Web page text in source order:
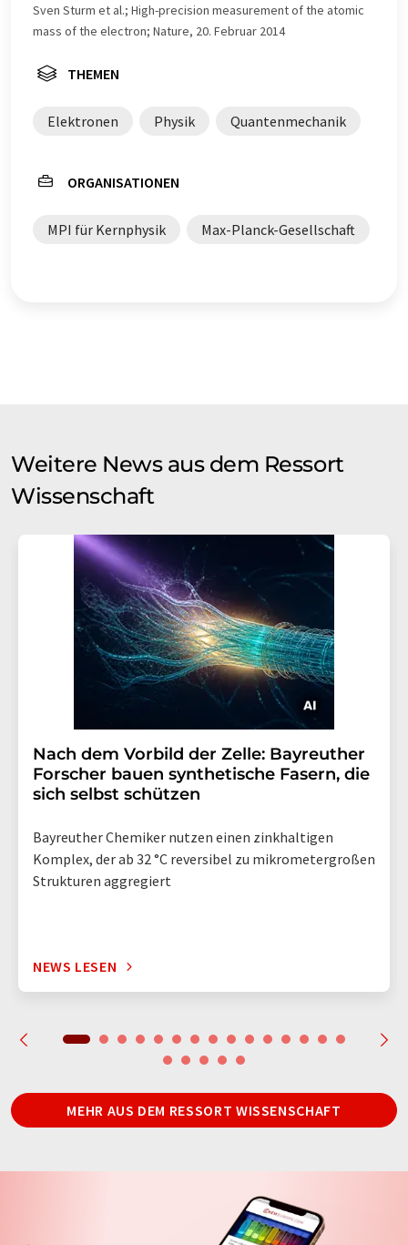
Sven Sturm et al.; High-precision measurement of the atomic
mass of the electron; Nature, 20. Februar 2014
THEMEN
Elektronen Physik Quantenmechanik
ORGANISATIONEN
MPI für Kernphysik Max-Planck-Gesellschaft
Weitere News aus dem Ressort
Wissenschaft
Nach dem Vorbild der Zelle: Bayreuther
Forscher bauen synthetische Fasern, die
sich selbst schützen
Bayreuther Chemiker nutzen einen zinkhaltigen
Komplex, der ab 32 °C reversibel zu mikrometergroßen
Strukturen aggregiert
NEWS LESEN
MEHR AUS DEM RESSORT WISSENSCHAFT